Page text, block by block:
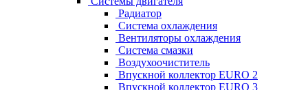
Радиатор
Система охлаждения
Вентиляторы охлаждения
Система смазки
Воздухоочиститель
Впускной коллектор EURO 2
Впускной коллектор EURO 3